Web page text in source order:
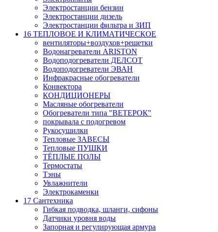
Электростанции бензин
Электростанции дизель
Электростанции фильтра и ЗИП
16 ТЕПЛОВОЕ И КЛИМАТИЧЕСКОЕ
вентиляторы+воздухов+решетки
Водонагреватели ARISTON
Водоподогреватели ДЕЛСОТ
Водоподогреватели ЭВАН
Инфракрасные обогреватели
Конвектора
КОНДИЦИОНЕРЫ
Масляные обогреватели
Обогреватели типа "ВЕТЕРОК"
покрывала с подогревом
Рукосушилки
Тепловые ЗАВЕСЫ
Тепловые ПУШКИ
ТЁПЛЫЕ ПОЛЫ
Термостаты
Тэны
Увлажнители
Электрокаменки
17 Сантехника
Гибкая подводка, шланги, сифоны
Датчики уровня воды
Запорная и регулирующая армура